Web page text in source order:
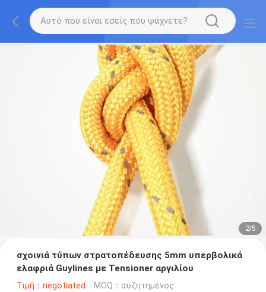
2/5
σχοινιά τύπων στρατοπέδευσης 5mm υπερβολικά
ελαφριά Guylines με Tensioner αργιλίου
Τιμή：negotiated MOQ：συζητημένος